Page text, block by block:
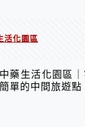
活化園區
化園區
藥生活化園區
單的中間旅遊點